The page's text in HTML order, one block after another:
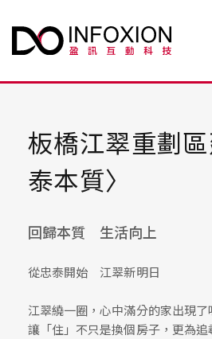
板橋江翠重劃
泰本質〉
回歸本質 生活向上
從忠泰開始 江翠新明日
江翠繞一圈，心中滿分的家出現了
讓「住」不只是換個房子，更為